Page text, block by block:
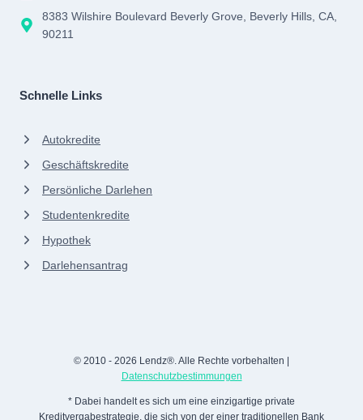
8383 Wilshire Boulevard Beverly Grove, Beverly Hills, CA,
90211
Schnelle Links
Autokredite
Geschäftskredite
Persönliche Darlehen
Studentenkredite
Hypothek
Darlehensantrag
© 2010 - 2026 Lendz®. Alle Rechte vorbehalten |
Datenschutzbestimmungen
* Dabei handelt es sich um eine einzigartige private
Kreditvergabestrategie, die sich von der einer traditionellen Bank